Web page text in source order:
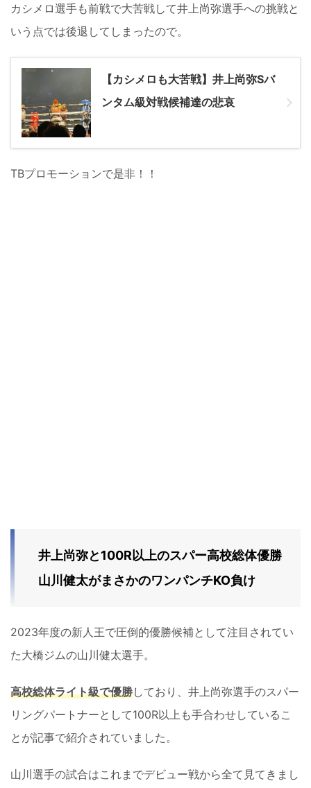
カシメロ選手も前戦で大苦戦して井上尚弥選手への挑戦と
いう点では後退してしまったので。
【カシメロも大苦戦】井上尚弥Sバ
ンタム級対戦候補達の悲哀
TBプロモーションで是非！！
井上尚弥と100R以上のスパー高校総体優勝
山川健太がまさかのワンパンチKO負け
2023年度の新人王で圧倒的優勝候補として注目されてい
た大橋ジムの山川健太選手。
高校総体ライト級で優勝しており、井上尚弥選手のスパー
リングパートナーとして100R以上も手合わせしているこ
とが記事で紹介されていました。
山川選手の試合はこれまでデビュー戦から全て見てきまし